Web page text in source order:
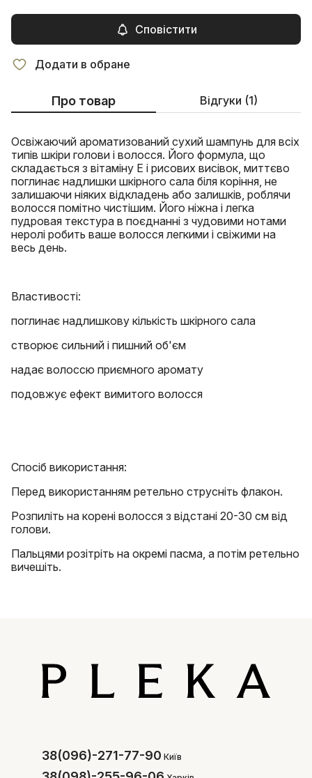
Сповістити
Додати в обране
Про товар Відгуки (1)
Освіжаючий ароматизований сухий шампунь для всіх
типів шкіри голови і волосся. Його формула, що
складається з вітаміну Е і рисових висівок, миттєво
поглинає надлишки шкірного сала біля коріння, не
залишаючи ніяких відкладень або залишків, роблячи
волосся помітно чистішим. Його ніжна і легка
пудровая текстура в поєднанні з чудовими нотами
неролі робить ваше волосся легкими і свіжими на
весь день.
Властивості:
поглинає надлишкову кількість шкірного сала
створює сильний і пишний об'єм
надає волоссю приємного аромату
подовжує ефект вимитого волосся
Спосіб використання:
Перед використанням ретельно струсніть флакон.
Розпиліть на корені волосся з відстані 20-30 см від
голови.
Пальцями розітріть на окремі пасма, а потім ретельно
вичешіть.
38(096)-271-77-90 Київ